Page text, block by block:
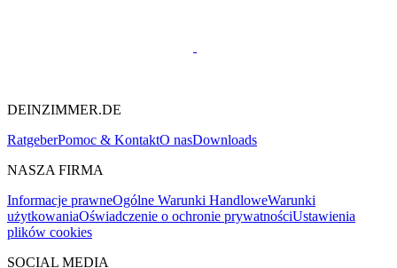
DEINZIMMER.DE
RatgeberPomoc & KontaktO nasDownloads
NASZA FIRMA
Informacje prawneOgólne Warunki HandloweWarunki
użytkowaniaOświadczenie o ochronie prywatnościUstawienia
plików cookies
SOCIAL MEDIA